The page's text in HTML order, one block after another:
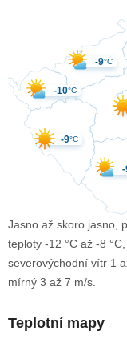
-10°C
-9°C
-9°C
Jasno až skoro jasno,
teploty -12 °C až -8
severovýchodní vítr 1
mírný 3 až 7 m/s.
Teplotní mapy